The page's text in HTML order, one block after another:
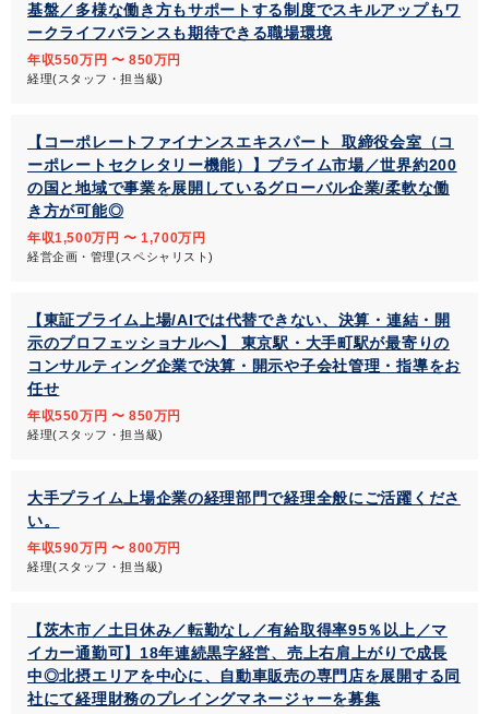
基盤／多様な働き方もサポートする制度でスキルアップもワ
ークライフバランスも期待できる職場環境
年収550万円 〜 850万円
経理(スタッフ・担当級)
【コーポレートファイナンスエキスパート_取締役会室（コ
ーポレートセクレタリー機能）】プライム市場／世界約200
の国と地域で事業を展開しているグローバル企業/柔軟な働
き方が可能◎
年収1,500万円 〜 1,700万円
経営企画・管理(スペシャリスト)
【東証プライム上場/AIでは代替できない、決算・連結・開
示のプロフェッショナルへ】 東京駅・大手町駅が最寄りの
コンサルティング企業で決算・開示や子会社管理・指導をお
任せ
年収550万円 〜 850万円
経理(スタッフ・担当級)
大手プライム上場企業の経理部門で経理全般にご活躍くださ
い。
年収590万円 〜 800万円
経理(スタッフ・担当級)
【茨木市／土日休み／転勤なし／有給取得率95％以上／マ
イカー通勤可】18年連続黒字経営、売上右肩上がりで成長
中◎北摂エリアを中心に、自動車販売の専門店を展開する同
社にて経理財務のプレイングマネージャーを募集